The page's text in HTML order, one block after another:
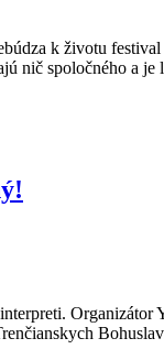
k životu festival
nič spoločného a
Organizátor